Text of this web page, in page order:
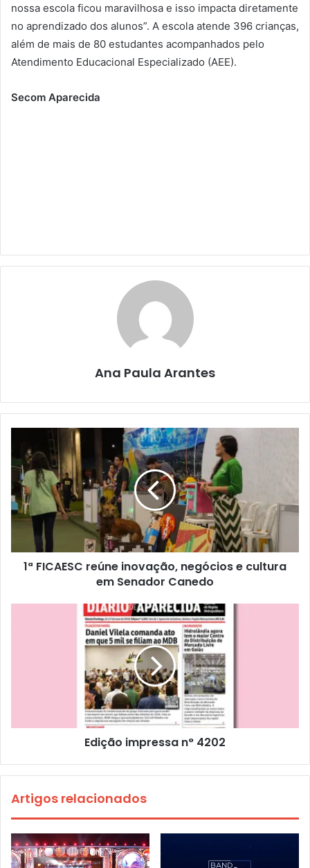
nossa escola ficou maravilhosa e isso impacta diretamente
no aprendizado dos alunos”. A escola atende 396 crianças,
além de mais de 80 estudantes acompanhados pelo
Atendimento Educacional Especializado (AEE).
Secom Aparecida
Ana Paula Arantes
1ª FICAESC reúne inovação, negócios e cultura
em Senador Canedo
Edição impressa n° 4202
Artigos relacionados